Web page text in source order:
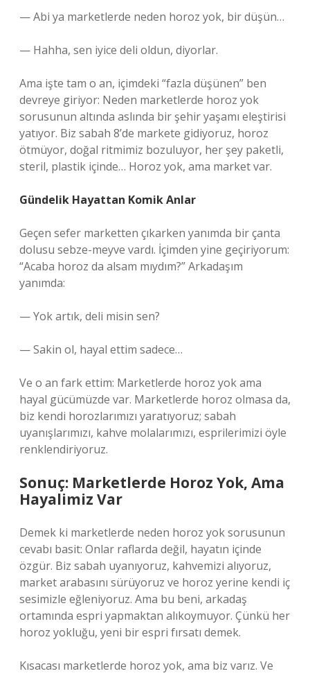
— Abi ya marketlerde neden horoz yok, bir düşün…
— Hahha, sen iyice deli oldun, diyorlar.
Ama işte tam o an, içimdeki “fazla düşünen” ben
devreye giriyor: Neden marketlerde horoz yok
sorusunun altında aslında bir şehir yaşamı eleştirisi
yatıyor. Biz sabah 8’de markete gidiyoruz, horoz
ötmüyor, doğal ritmimiz bozuluyor, her şey paketli,
steril, plastik içinde… Horoz yok, ama market var.
Gündelik Hayattan Komik Anlar
Geçen sefer marketten çıkarken yanımda bir çanta
dolusu sebze-meyve vardı. İçimden yine geçiriyorum:
“Acaba horoz da alsam mıydım?” Arkadaşım
yanımda:
— Yok artık, deli misin sen?
— Sakin ol, hayal ettim sadece…
Ve o an fark ettim: Marketlerde horoz yok ama
hayal gücümüzde var. Marketlerde horoz olmasa da,
biz kendi horozlarımızı yaratıyoruz; sabah
uyanışlarımızı, kahve molalarımızı, esprilerimizi öyle
renklendiriyoruz.
Sonuç: Marketlerde Horoz Yok, Ama
Hayalimiz Var
Demek ki marketlerde neden horoz yok sorusunun
cevabı basit: Onlar raflarda değil, hayatın içinde
özgür. Biz sabah uyanıyoruz, kahvemizi alıyoruz,
market arabasını sürüyoruz ve horoz yerine kendi iç
sesimizle eğleniyoruz. Ama bu beni, arkadaş
ortamında espri yapmaktan alıkoymuyor. Çünkü her
horoz yokluğu, yeni bir espri fırsatı demek.
Kısacası marketlerde horoz yok, ama biz varız. Ve